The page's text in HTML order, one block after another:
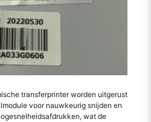
transferprinter worden uitgerust
voor nauwkeurig snijden en
wat de